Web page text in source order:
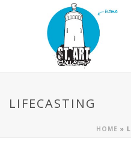
LIFECASTING
HOME »